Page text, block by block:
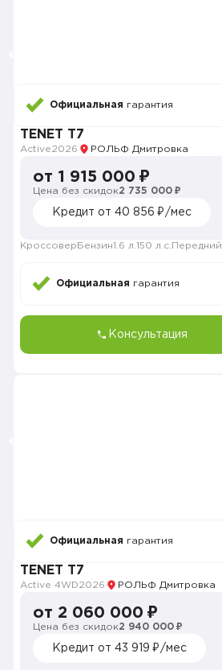
Официальная гарантия
TENET T7
Active2026 РОЛЬФ Дмитровка
от 1 915 000 ₽
Цена без скидок2 735 000 ₽
Кредит от 40 856 ₽/мес
Кроссовер Бензин1.6 л. 150 л.с. Передний
Официальная гарантия
Консультация
Официальная гарантия
TENET T7
Active 4WD2026 РОЛЬФ Дмитровка
от 2 060 000 ₽
Цена без скидок2 940 000 ₽
Кредит от 43 919 ₽/мес